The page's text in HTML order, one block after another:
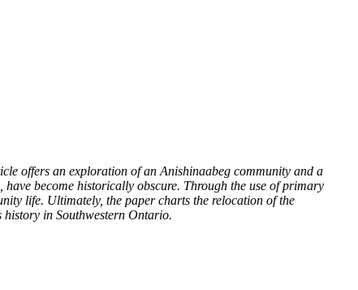
offers an exploration of an Anishinaabeg community and a
become historically obscure. Through the use of primary
life. Ultimately, the paper charts the relocation of the
history in Southwestern Ontario.